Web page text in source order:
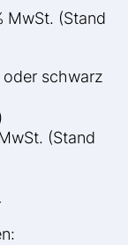
MwSt. (Stand
oder schwarz
(Stand